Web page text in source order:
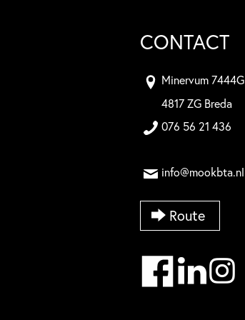
CONTACT
Minervum 7444G
4817 ZG Breda
076 56 21 436
info@mookbta.nl
Route